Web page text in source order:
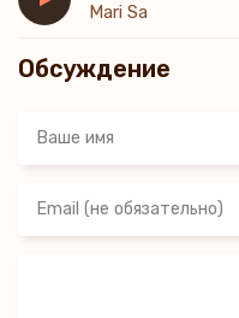
Mari Sa
Обсуждение